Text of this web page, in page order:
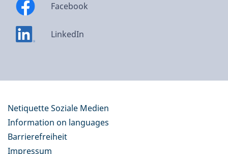
Facebook
LinkedIn
Netiquette Soziale Medien
Information on languages
Barrierefreiheit
Impressum